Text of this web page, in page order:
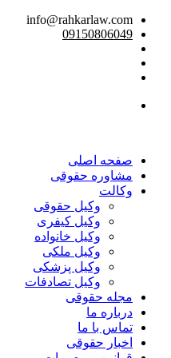
info@rahkarlaw.com
09150806049
صفحه اصلی
مشاوره حقوقی
وکالت
وکیل حقوقی
وکیل کیفری
وکیل خانواده
وکیل ملکی
وکیل پزشکی
وکیل تصادفات
مجله حقوقی
درباره ما
تماس با ما
اخبار حقوقی